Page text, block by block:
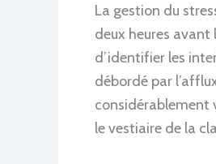
La gestion du
deux heures avant
d’identifier les
débordé par
considérablement
le vestiaire de la